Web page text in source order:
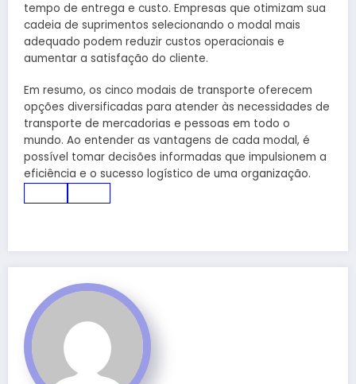
tempo de entrega e custo. Empresas que otimizam sua
cadeia de suprimentos selecionando o modal mais
adequado podem reduzir custos operacionais e
aumentar a satisfação do cliente.
Em resumo, os cinco modais de transporte oferecem
opções diversificadas para atender às necessidades de
transporte de mercadorias e pessoas em todo o
mundo. Ao entender as vantagens de cada modal, é
possível tomar decisões informadas que impulsionem a
eficiência e o sucesso logístico de uma organização.